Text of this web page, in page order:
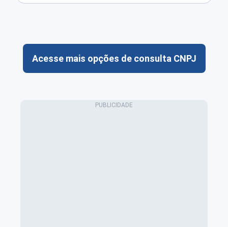
Acesse mais opções de consulta CNPJ